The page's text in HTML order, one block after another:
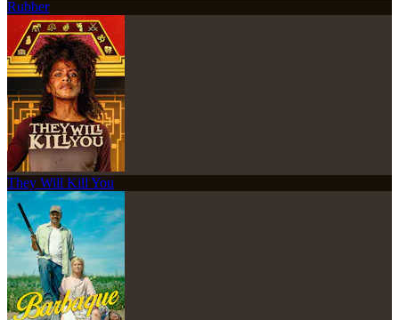
Rubber
They Will Kill You